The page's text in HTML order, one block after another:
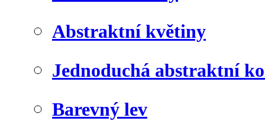
Abstraktní květiny
Jednoduchá abstraktní
Barevný lev